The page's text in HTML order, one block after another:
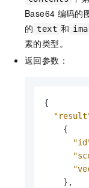
Base64 编码的
的 text 和
素的类型。
返回参数：
{
{
} ,